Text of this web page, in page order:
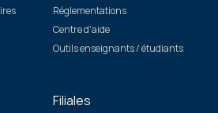
Réglementations
Centre d'aide
Outils enseignants / étudiants
Filiales